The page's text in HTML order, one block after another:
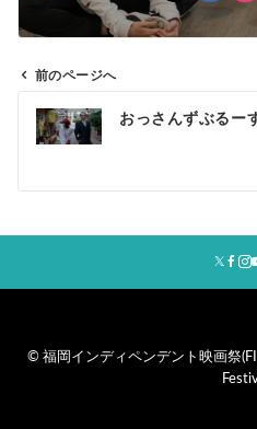
ー
ョ
前のページへ
おっさんずぶるー
© 福岡インディペンデント映画祭